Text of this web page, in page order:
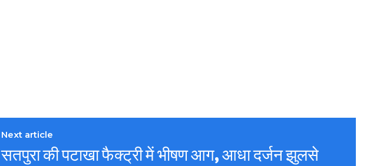
Next article
सतपुरा की पटाखा फैक्ट्री में भीषण आग, आधा दर्जन झुलसे